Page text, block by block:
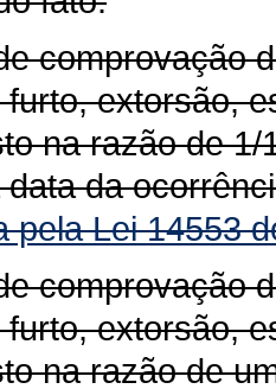
comprovação
extorsão,
na razão de
da
pela Lei 14553
comprovação
extorsão,
na razão de